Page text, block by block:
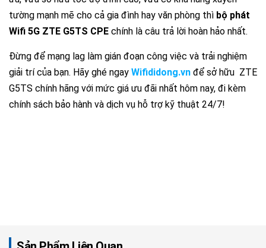
tường mạnh mẽ cho cả gia đình hay văn phòng thì bộ phát
Wifi 5G ZTE G5TS CPE chính là câu trả lời hoàn hảo nhất.
Đừng để mạng lag làm gián đoạn công việc và trải nghiệm
giải trí của bạn. Hãy ghé ngay Wifididong.vn để sở hữu ZTE
G5TS chính hãng với mức giá ưu đãi nhất hôm nay, đi kèm
chính sách bảo hành và dịch vụ hỗ trợ kỹ thuật 24/7!